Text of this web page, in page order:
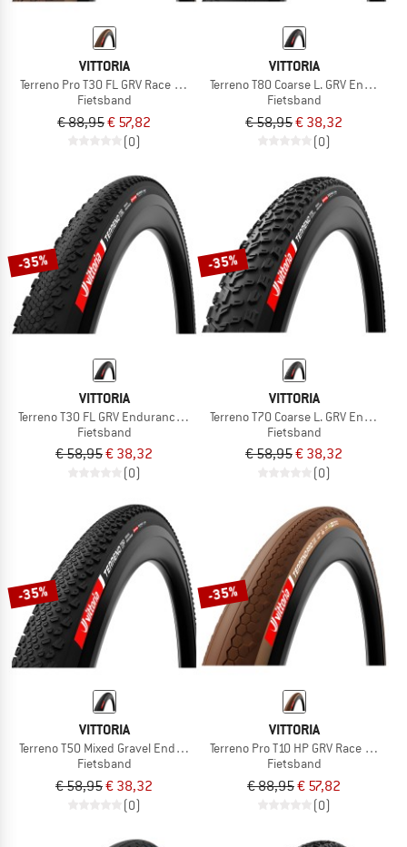
VITTORIA
Terreno Pro T30 FL GRV Race 28'' (40-622) Fold.
Fietsband
€ 88,95€ 57,82
(0)
VITTORIA
Terreno T80 Coarse L. GRV End.
Fietsband
€ 58,95€ 38,32
(0)
-35%
VITTORIA
Terreno T30 FL GRV Endurance 28'' (37-622) Fold.
Fietsband
€ 58,95€ 38,32
(0)
-35%
VITTORIA
Terreno T70 Coarse L. GRV End.
Fietsband
€ 58,95€ 38,32
(0)
-35%
VITTORIA
Terreno T50 Mixed Gravel End. 28''(50-622) Fold.
Fietsband
€ 58,95€ 38,32
(0)
-35%
VITTORIA
Terreno Pro T10 HP GRV Race 28''
Fietsband
€ 88,95€ 57,82
(0)